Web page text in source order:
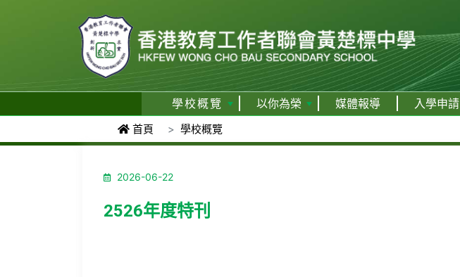
學校概覽 以你為榮 媒體報導 入學申請
首頁 學校概覽
2026-06-22
2526年度特刊